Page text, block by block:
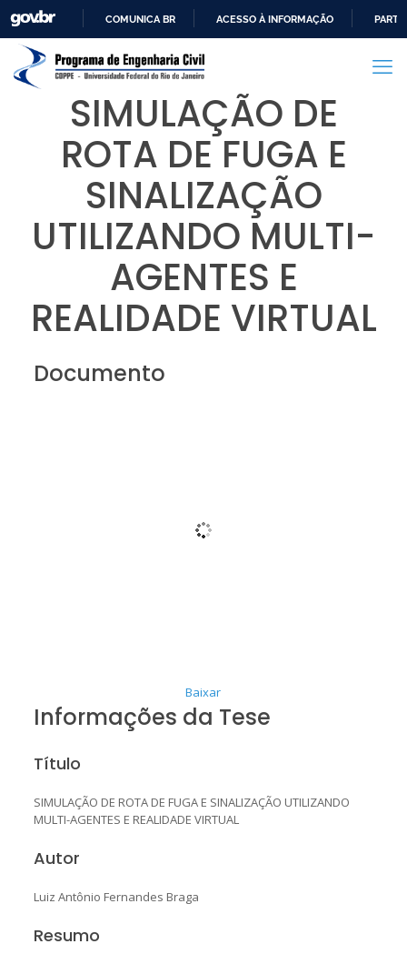
PARA
CONTEÚDO
COMUNICA BR ACESSO À INFORMAÇÃO
SIMULAÇÃO DE
ROTA DE FUGA E
SINALIZAÇÃO
UTILIZANDO MULTI-
AGENTES E
REALIDADE VIRTUAL
Documento
Baixar
Informações da Tese
Título
SIMULAÇÃO DE ROTA DE FUGA E SINALIZAÇÃO UTILIZANDO
MULTI-AGENTES E REALIDADE VIRTUAL
Autor
Luiz Antônio Fernandes Braga
Resumo